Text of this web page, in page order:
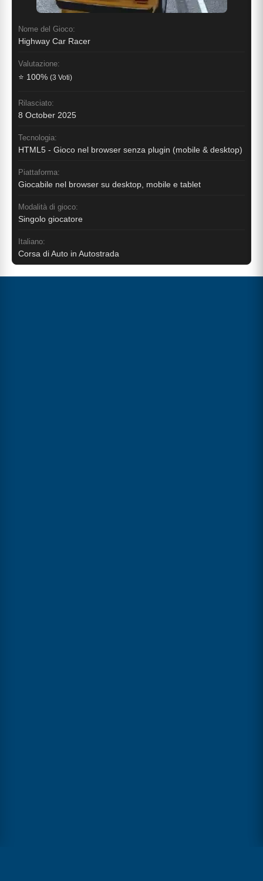
Nome del Gioco:
Highway Car Racer
Valutazione:
⭐ 100% (3 Voti)
Rilasciato:
8 October 2025
Tecnologia:
HTML5 - Gioco nel browser senza plugin (mobile & desktop)
Piattaforma:
Giocabile nel browser su desktop, mobile e tablet
Modalità di gioco:
Singolo giocatore
Italiano:
Corsa di Auto in Autostrada